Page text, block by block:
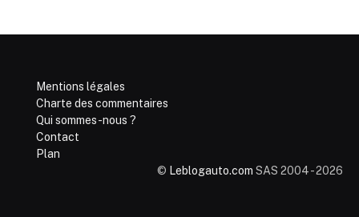
Mentions légales
Charte des commentaires
Qui sommes-nous ?
Contact
Plan
© Leblogauto.com SAS 2004 - 2026